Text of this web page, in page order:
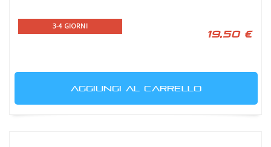
3-4 GIORNI
19,50 €
AGGIUNGI AL CARRELLO